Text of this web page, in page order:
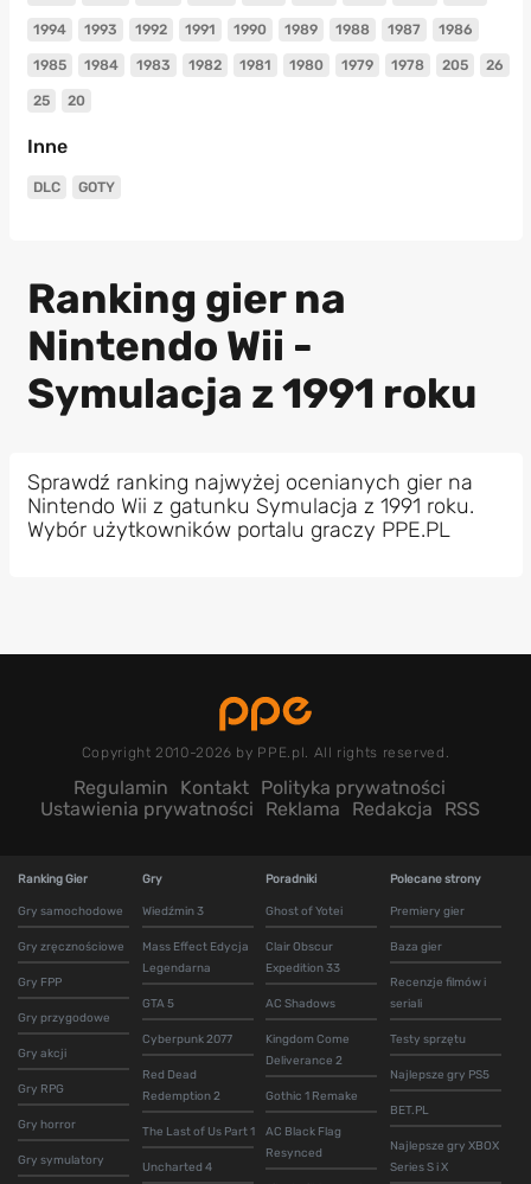
1994 1993 1992 1991 1990 1989 1988 1987 1986
1985 1984 1983 1982 1981 1980 1979 1978 205 26
25 20
Inne
DLC GOTY
Ranking gier na
Nintendo Wii -
Symulacja z 1991 roku
Sprawdź ranking najwyżej ocenianych gier na
Nintendo Wii z gatunku Symulacja z 1991 roku.
Wybór użytkowników portalu graczy PPE.PL
Copyright 2010-2026 by PPE.pl. All rights reserved.
Regulamin Kontakt Polityka prywatności
Ustawienia prywatności
Reklama Redakcja RSS
Ranking Gier
Gry samochodowe
Gry zręcznościowe
Gry FPP
Gry przygodowe
Gry akcji
Gry RPG
Gry horror
Gry symulatory
Gry
Wiedźmin 3
Mass Effect Edycja
Legendarna
GTA 5
Cyberpunk 2077
Red Dead
Redemption 2
The Last of Us Part 1
Uncharted 4
Poradniki
Ghost of Yotei
Clair Obscur
Expedition 33
AC Shadows
Kingdom Come
Deliverance 2
Gothic 1 Remake
AC Black Flag
Resynced
Polecane strony
Premiery gier
Baza gier
Recenzje filmów i
seriali
Testy sprzętu
Najlepsze gry PS5
BET.PL
Najlepsze gry XBOX
Series S i X